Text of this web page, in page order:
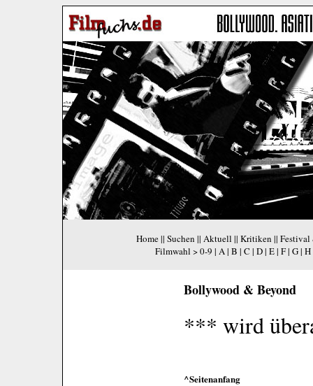
Home|| Suchen || Aktuell || Kritiken || Festival
Filmwahl >0-9 | A| B | C | D| E| F| G| H
Bollywood & Beyond
*** wird
^Seitenanfang